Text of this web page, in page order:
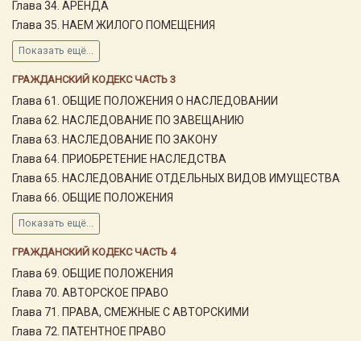
Глава 34. АРЕНДА
Глава 35. НАЕМ ЖИЛОГО ПОМЕЩЕНИЯ
Показать ещё...
ГРАЖДАНСКИЙ КОДЕКС ЧАСТЬ 3
Глава 61. ОБЩИЕ ПОЛОЖЕНИЯ О НАСЛЕДОВАНИИ
Глава 62. НАСЛЕДОВАНИЕ ПО ЗАВЕЩАНИЮ
Глава 63. НАСЛЕДОВАНИЕ ПО ЗАКОНУ
Глава 64. ПРИОБРЕТЕНИЕ НАСЛЕДСТВА
Глава 65. НАСЛЕДОВАНИЕ ОТДЕЛЬНЫХ ВИДОВ ИМУЩЕСТВА
Глава 66. ОБЩИЕ ПОЛОЖЕНИЯ
Показать ещё...
ГРАЖДАНСКИЙ КОДЕКС ЧАСТЬ 4
Глава 69. ОБЩИЕ ПОЛОЖЕНИЯ
Глава 70. АВТОРСКОЕ ПРАВО
Глава 71. ПРАВА, СМЕЖНЫЕ С АВТОРСКИМИ
Глава 72. ПАТЕНТНОЕ ПРАВО